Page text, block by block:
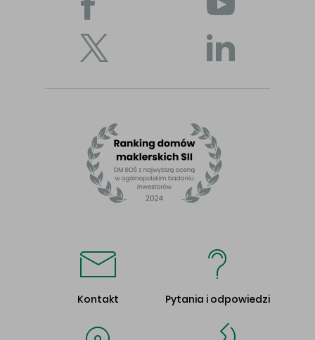
Kontakt Pytania i odpowiedzi